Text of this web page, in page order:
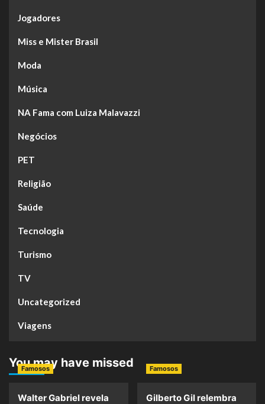
Jogadores
Miss e Mister Brasil
Moda
Música
NA Fama com Luiza Malavazzi
Negócios
PET
Religião
Saúde
Tecnologia
Turismo
TV
Uncategorized
Viagens
You may have missed
Famosos
Walter Gabriel revela
Famosos
Gilberto Gil relembra